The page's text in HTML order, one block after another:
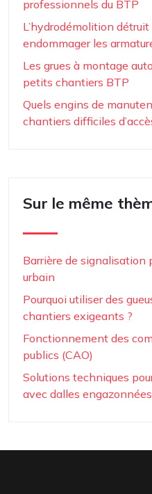
professionnels du BTP
L’hydrodémolition
endommager les
Les grues à montage
petits chantiers BTP
Quels engins de
chantiers difficiles
Sur le même
Barrière de signalisation
urbain
Pourquoi utiliser des
chantiers exigeants ?
Fonctionnement des
publics (CAO)
Solutions techniques
avec dalles